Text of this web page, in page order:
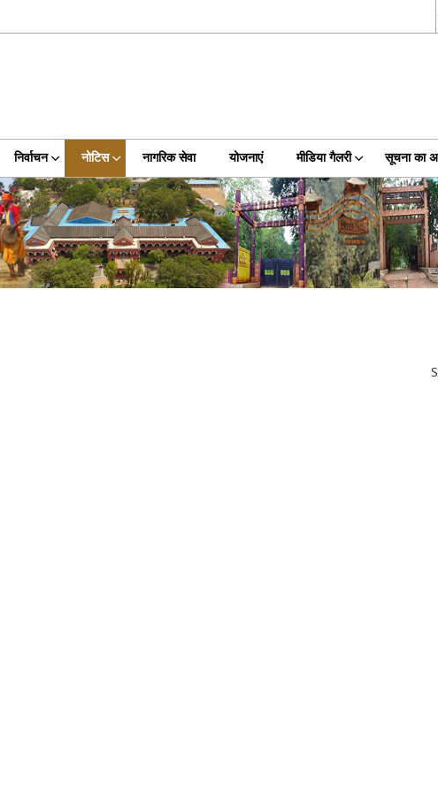
निर्वाचन नोटिस नागरिक सेवा योजनाएं मीडिया गैलरी सूचना का